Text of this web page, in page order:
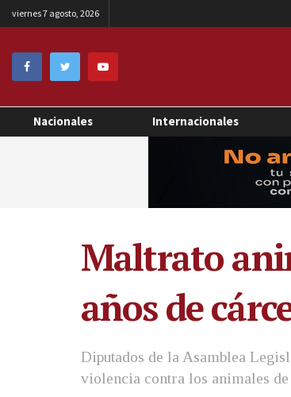
viernes 7 agosto, 2026
Nacionales Internacionales
Maltrato
años de
Diputados de la Asamblea
violencia contra los animales de